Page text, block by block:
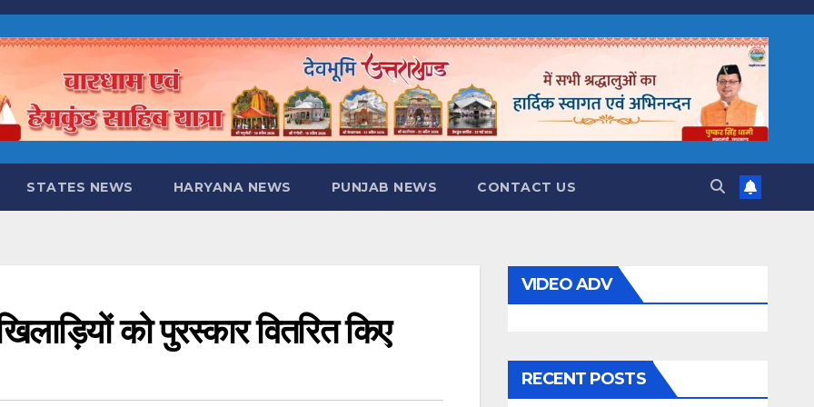
STATES NEWS HARYANA NEWS PUNJAB NEWS CONTACT US
को पुरस्कार वितरित किए
VIDEO ADV
RECENT POSTS